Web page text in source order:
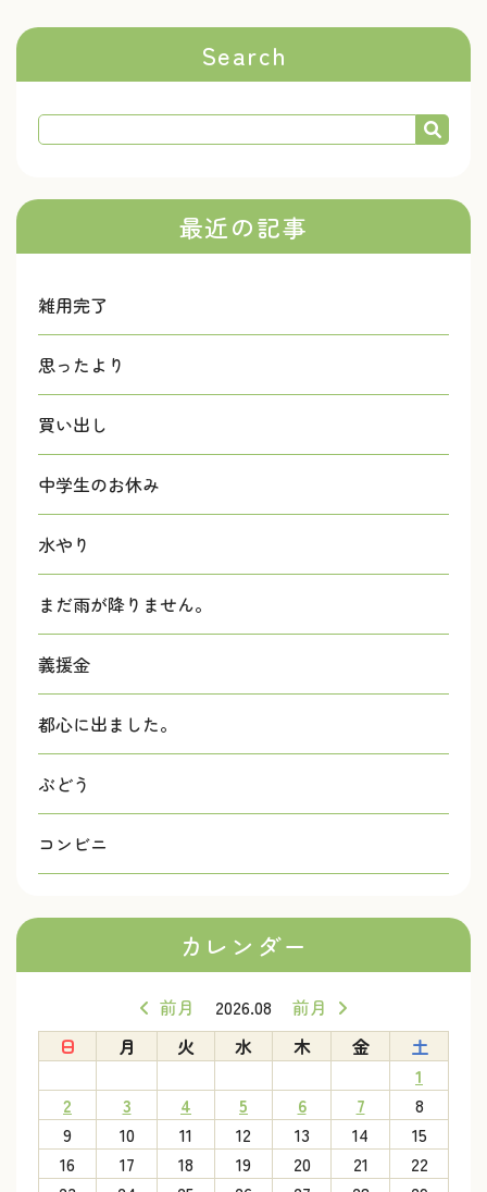
Search
最近の記事
雑用完了
思ったより
買い出し
中学生のお休み
水やり
まだ雨が降りません。
義援金
都心に出ました。
ぶどう
コンビニ
カレンダー
前月 2026.08
前月
日
月 火 水 木 金
土
1
2
3 4 5 6 7
8
9
10 11 12 13 14
15
16
17 18 19 20 21
22